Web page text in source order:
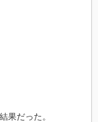
果だった。